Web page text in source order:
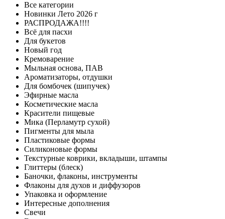
Все категории
Новинки Лето 2026 г
РАСПРОДАЖА!!!!
Всё для пасхи
Для букетов
Новый год
Кремоварение
Мыльная основа, ПАВ
Ароматизаторы, отдушки
Для бомбочек (шипучек)
Эфирные масла
Косметические масла
Красители пищевые
Мика (Перламутр сухой)
Пигменты для мыла
Пластиковые формы
Силиконовые формы
Текстурные коврики, вкладыши, штампы
Глиттеры (блеск)
Баночки, флаконы, инструменты
Флаконы для духов и диффузоров
Упаковка и оформление
Интересные дополнения
Свечи